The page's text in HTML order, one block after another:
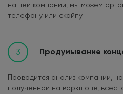
нашей компании, мы можем
телефону или скайпу.
3 Продумывание
Проводится анализ компании,
полученной на воркшопе,